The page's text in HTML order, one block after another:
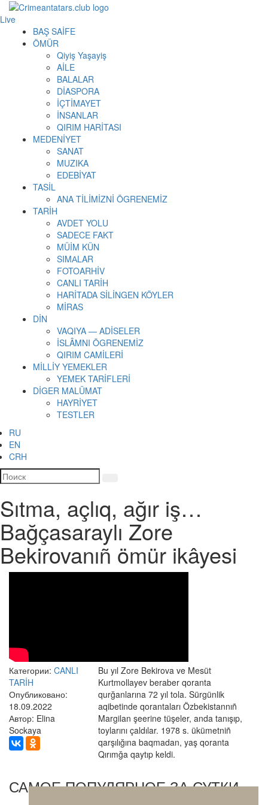
Live
BAŞ SAİFE
ÖMÜR
Qiyiş Yaşayiş
AİLE
BALALAR
DİASPORA
İÇTİMAYET
İNSANLAR
QIRIM HARİTASI
MEDENİYET
SANAT
MUZIKA
EDEBİYAT
TASİL
ANA TİLİMİZNİ ÖGRENEMİZ
TARİH
AVDET YOLU
SADECE FAKT
MÜİM KÜN
SIMАLAR
FOTOARHİV
CANLI TARİH
HARİTADA SİLİNGEN KÖYLER
MİRAS
DİN
VAQIYA — ADİSELER
İSLÂMNI ÖGRENEMİZ
QIRIM CAMİLERİ
MİLLİY YEMEKLER
YEMEK TARİFLERİ
DİGER MALÜMAT
HAYRİYET
TESTLER
RU
EN
CRH
Sıtma, açlıq, ağır iş…
Bağçasaraylı Zore
Bekirovanıñ ömür ikâyesi
Категории: CANLI
TARİH
Опубликовано:
18.09.2022
Автор: Elina
Sockaya
Bu yıl Zore Bekirova ve Mesüt
Kurtmollayev beraber qoranta
qurğanlarına 72 yıl tola. Sürgünlik
aqibetinde qorantaları Özbekistannıñ
Margilan şeerine tüşeler, anda tanışıp,
toylarını çaldılar. 1978 s. ükümetniñ
qarşılığına baqmadan, yaş qoranta
Qırımğa qaytıp keldi.
САМОЕ ПОПУЛЯРНОЕ ЗА СУТКИ